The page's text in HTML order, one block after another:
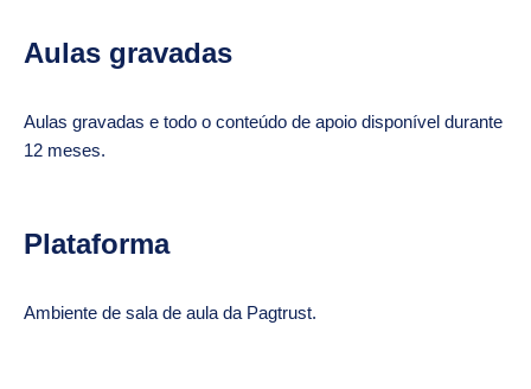
Aulas gravadas
Aulas gravadas e todo o conteúdo de apoio disponível durante
12 meses.
Plataforma
Ambiente de sala de aula da Pagtrust.